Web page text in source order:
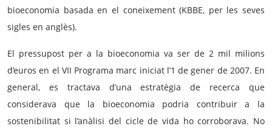
bioeconomia basada en el coneixement (KBBE, per les seves
sigles en anglès).
El pressupost per a la bioeconomia va ser de 2 mil milions
d’euros en el VII Programa marc iniciat l’1 de gener de 2007. En
general, es tractava d’una estratègia de recerca que
considerava que la bioeconomia podria contribuir a la
sostenibilitat si l’anàlisi del cicle de vida ho corroborava. No